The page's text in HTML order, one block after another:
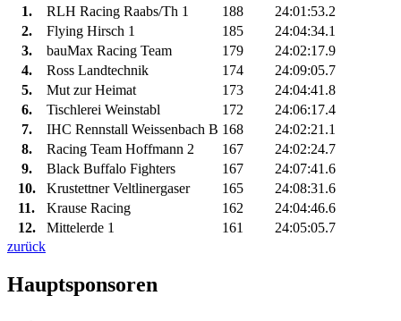
1.
RLH Racing Raabs/Th 1 188
24:01:53.2
2.
Flying Hirsch 1 185
24:04:34.1
3.
bauMax Racing Team 179
24:02:17.9
4.
Ross Landtechnik 174
24:09:05.7
5.
Mut zur Heimat 173
24:04:41.8
6.
Tischlerei Weinstabl 172
24:06:17.4
7.
IHC Rennstall Weissenbach B 168
24:02:21.1
8.
Racing Team Hoffmann 2 167
24:02:24.7
9.
Black Buffalo Fighters 167
24:07:41.6
10.
Krustettner Veltlinergaser 165
24:08:31.6
11.
Krause Racing 162
24:04:46.6
12.
Mittelerde 1 161
24:05:05.7
zurück
Hauptsponsoren